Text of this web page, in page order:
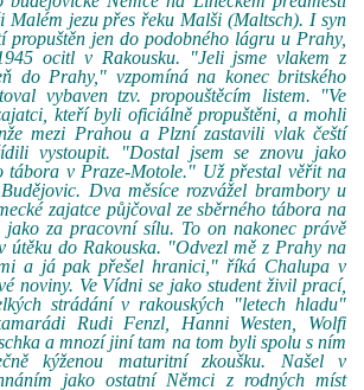
Malém jezu přes řeku Malši (Maltsch). I syn
propuštěn jen do podobného lágru u Prahy,
ocitl v Rakousku. "Jeli jsme vlakem z
do Prahy," vzpomíná na konec britského
vybaven tzv. propouštěcím listem. "Ve
kteří byli oficiálně propuštěni, a mohli
mezi Prahou a Plzní zastavili vlak čeští
vystoupit. "Dostal jsem se znovu jako
tábora v Praze-Motole." Už přestal věřit na
Dva měsíce rozvážel brambory u
zajatce půjčoval ze sběrného tábora na
za pracovní sílu. To on nakonec právě
útěku do Rakouska. "Odvezl mě z Prahy na
a já pak přešel hranici," říká Chalupa v
noviny. Ve Vídni se jako student živil prací,
strádání v rakouských "letech hladu"
Rudi Fenzl, Hanni Westen, Wolfi
a mnozí jiní tam na tom byli spolu s ním
kýženou maturitní zkoušku. Našel v
jako ostatní Němci z rodných míst